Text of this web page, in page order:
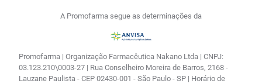
A Promofarma segue as determinações da
Promofarma | Organização Farmacêutica Nakano Ltda | CNPJ:
03.123.210\0003-27 | Rua Conselheiro Moreira de Barros, 2168 -
Lauzane Paulista - CEP 02430-001 - São Paulo - SP | Horário de